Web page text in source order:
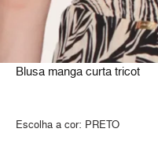
Blusa manga curta tricot
Escolha a cor: PRETO